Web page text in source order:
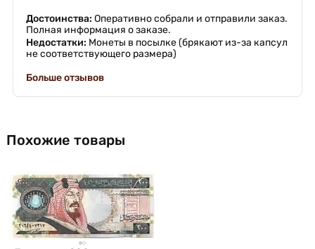
Достоинства: Оперативно собрали и отправили заказ.
Полная информация о заказе.
Недостатки: Монеты в посылке (брякают из-за капсул
не соответствующего размера)
Больше отзывов
Похожие товары